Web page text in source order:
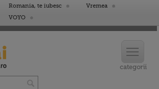
Romania, te iubesc
Vremea
VOYO